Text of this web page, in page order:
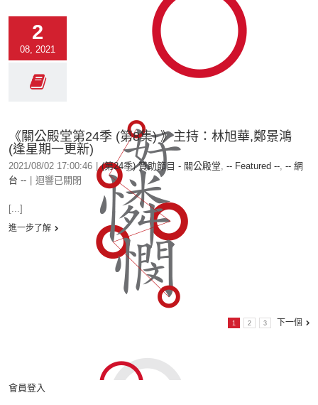
2
08, 2021
《關公殿堂第24季 (第8集) 》主持：林旭華,鄭景鴻
(逢星期一更新)
2021/08/02 17:00:46 (第24季) 贊助節目 - 關公殿堂, -- Featured --, -- 網
台 --
迴響已關閉
[...]
進一步了解
1 2 3 下一個
會員登入